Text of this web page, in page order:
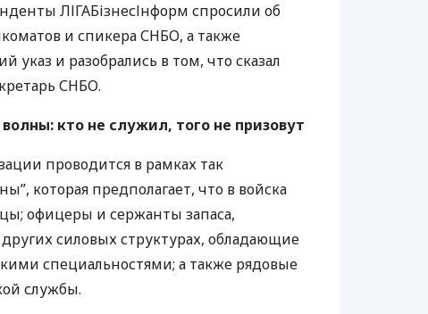
ЛІГАБізнесІнформ спросили об
и спикераСНБО, а также
указ и разобрались в том, что сказал
СНБО.
кто не служил, того не призовут
проводится в рамках так
которая предполагает, что в войска
офицеры и сержанты запаса,
силовых структурах, обладающие
специальностями; а также рядовые
службы.